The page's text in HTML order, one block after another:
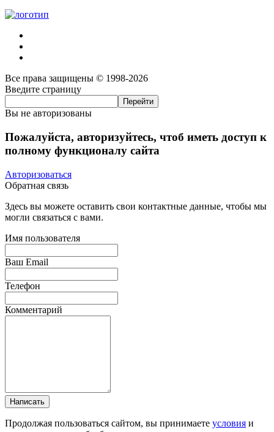
Все права защищены © 1998-2026
Введите страницу
Вы не авторизованы
Пожалуйста, авторизуйтесь, чтоб иметь доступ к
полному функционалу сайта
Авторизоваться
Обратная связь
Здесь вы можете оставить свои контактные данные, чтобы мы
могли связаться с вами.
Имя пользователя
Ваш Email
Телефон
Комментарий
Написать
Продолжая пользоваться сайтом, вы принимаете условия и